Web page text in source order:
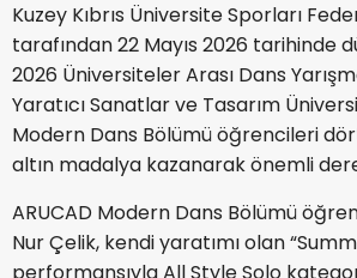
Kuzey Kıbrıs Üniversite Sporları
tarafından 22 Mayıs 2026 tarihinde
2026 Üniversiteler Arası Dans
Yaratıcı Sanatlar ve Tasarım
Modern Dans Bölümü öğrencileri
altın madalya kazanarak önemli
ARUCAD Modern Dans Bölümü
Nur Çelik, kendi yaratımı olan